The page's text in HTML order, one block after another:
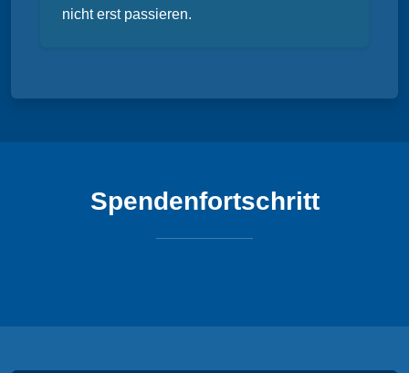
nicht erst passieren.
Spendenfortschritt